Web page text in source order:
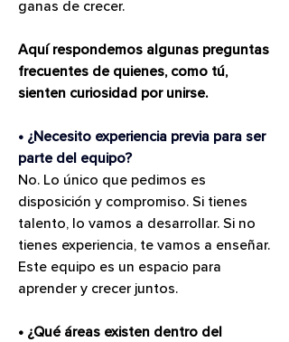
ganas de crecer.
Aquí respondemos algunas preguntas
frecuentes de quienes, como tú,
sienten curiosidad por unirse.
• ¿Necesito experiencia previa para ser
parte del equipo?
No. Lo único que pedimos es
disposición y compromiso. Si tienes
talento, lo vamos a desarrollar. Si no
tienes experiencia, te vamos a enseñar.
Este equipo es un espacio para
aprender y crecer juntos.
• ¿Qué áreas existen dentro del